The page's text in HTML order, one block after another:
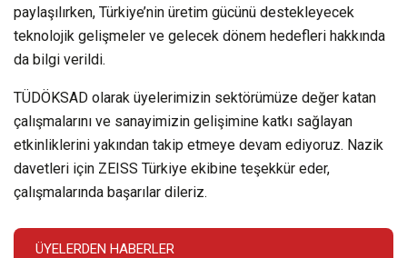
paylaşılırken, Türkiye’nin üretim gücünü destekleyecek
teknolojik gelişmeler ve gelecek dönem hedefleri hakkında
da bilgi verildi.
TÜDÖKSAD olarak üyelerimizin sektörümüze değer katan
çalışmalarını ve sanayimizin gelişimine katkı sağlayan
etkinliklerini yakından takip etmeye devam ediyoruz. Nazik
davetleri için ZEISS Türkiye ekibine teşekkür eder,
çalışmalarında başarılar dileriz.
ÜYELERDEN HABERLER